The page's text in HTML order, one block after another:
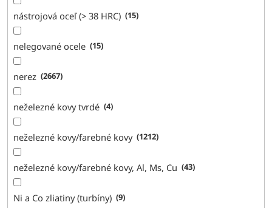
nástrojová oceľ (> 38 HRC) 15
nelegované ocele 15
nerez 2667
neželezné kovy tvrdé 4
neželezné kovy/farebné kovy 1212
neželezné kovy/farebné kovy, Al, Ms, Cu 43
Ni a Co zliatiny (turbíny) 9